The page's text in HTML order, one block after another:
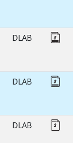
DLAB
DLAB
DLAB